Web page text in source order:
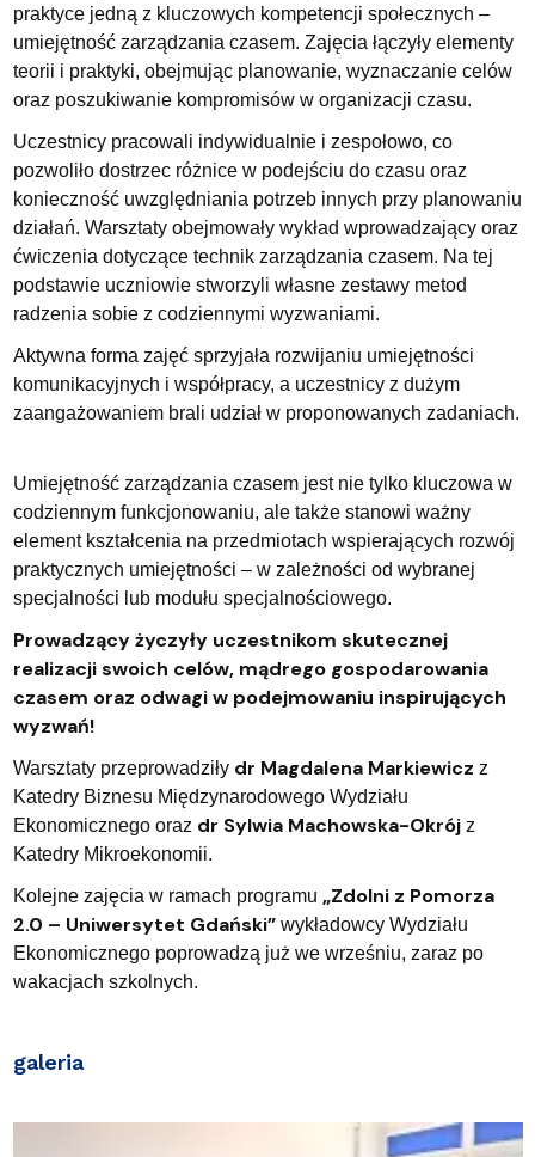
praktyce jedną z kluczowych kompetencji społecznych –
umiejętność zarządzania czasem. Zajęcia łączyły elementy
teorii i praktyki, obejmując planowanie, wyznaczanie celów
oraz poszukiwanie kompromisów w organizacji czasu.
Uczestnicy pracowali indywidualnie i zespołowo, co
pozwoliło dostrzec różnice w podejściu do czasu oraz
konieczność uwzględniania potrzeb innych przy planowaniu
działań. Warsztaty obejmowały wykład wprowadzający oraz
ćwiczenia dotyczące technik zarządzania czasem. Na tej
podstawie uczniowie stworzyli własne zestawy metod
radzenia sobie z codziennymi wyzwaniami.
Aktywna forma zajęć sprzyjała rozwijaniu umiejętności
komunikacyjnych i współpracy, a uczestnicy z dużym
zaangażowaniem brali udział w proponowanych zadaniach.
Umiejętność zarządzania czasem jest nie tylko kluczowa w
codziennym funkcjonowaniu, ale także stanowi ważny
element kształcenia na przedmiotach wspierających rozwój
praktycznych umiejętności – w zależności od wybranej
specjalności lub modułu specjalnościowego.
Prowadzący życzyły uczestnikom skutecznej
realizacji swoich celów, mądrego gospodarowania
czasem oraz odwagi w podejmowaniu inspirujących
wyzwań!
Warsztaty przeprowadziły dr Magdalena Markiewicz z
Katedry Biznesu Międzynarodowego Wydziału
Ekonomicznego oraz dr Sylwia Machowska-Okrójz
Katedry Mikroekonomii.
Kolejne zajęcia w ramach programu „Zdolni z Pomorza
2.0 – Uniwersytet Gdański”wykładowcy Wydziału
Ekonomicznego poprowadzą już we wrześniu, zaraz po
wakacjach szkolnych.
galeria